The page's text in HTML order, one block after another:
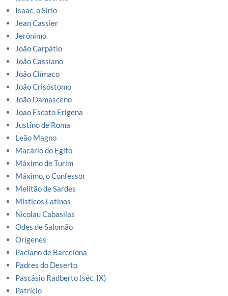
Isaac, o Sírio
Jean Cassier
Jerônimo
João Carpátio
João Cassiano
João Clímaco
João Crisóstomo
João Damasceno
Joao Escoto Erigena
Justino de Roma
Leão Magno
Macário do Egito
Máximo de Turim
Máximo, o Confessor
Melitão de Sardes
Misticos Latinos
Nicolau Cabasilas
Odes de Salomão
Orígenes
Paciano de Barcelona
Padres do Deserto
Pascásio Radberto (séc. IX)
Patrício